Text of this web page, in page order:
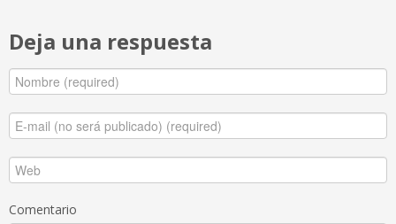
Deja una respuesta
Comentario